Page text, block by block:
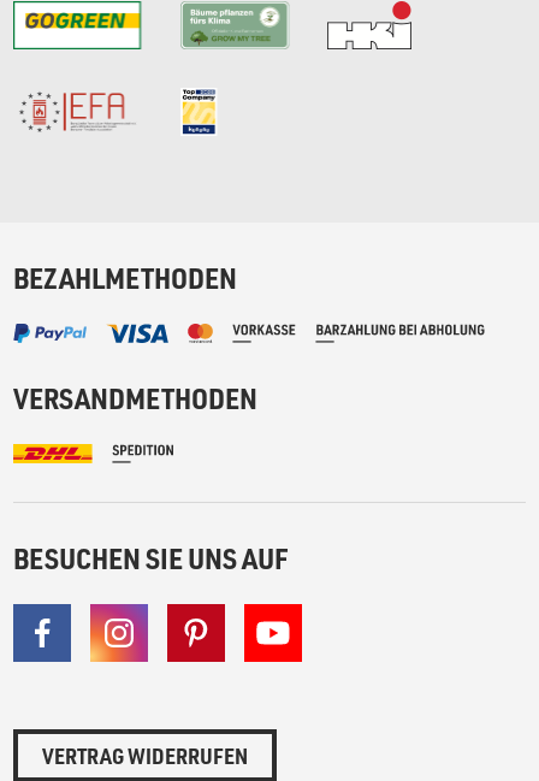
BEZAHLMETHODEN
VERSANDMETHODEN
BESUCHEN SIE UNS AUF
VERTRAG WIDERRUFEN